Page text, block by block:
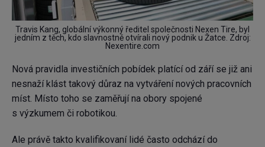
Travis Kang, globální výkonný ředitel společnosti Nexen Tire, byl
jedním z těch, kdo slavnostně otvírali nový podnik u Žatce. Zdroj:
Nexentire.com
Nová pravidla investičních pobídek platící od září se již ani
nesnaží klást takový důraz na vytváření nových pracovních
míst. Místo toho se zaměřují na obory spojené
s výzkumem či robotikou.
Ale právě takto kvalifikovaní lidé často odchází do